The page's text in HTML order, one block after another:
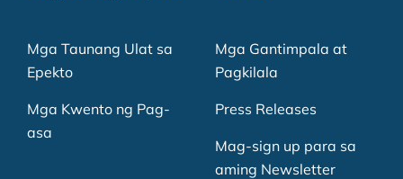
Mga Taunang Ulat sa
Epekto
Mga Kwento ng Pag-
asa
Mga Gantimpala at
Pagkilala
Press Releases
Mag-sign up para sa
aming Newsletter